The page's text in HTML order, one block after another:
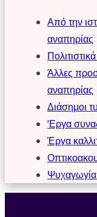
Από την
αναπηρίας
Άλλες
αναπηρίας
Διάσημοι
‘Εργα
Έργα